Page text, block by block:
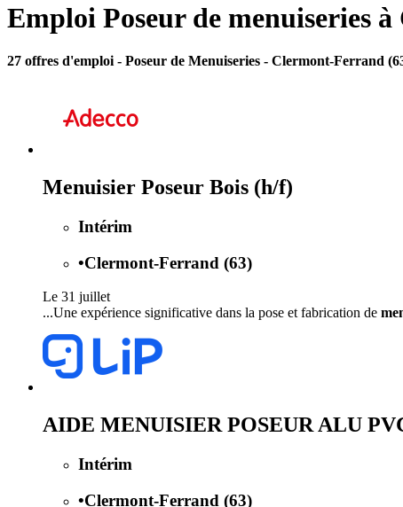
Emploi Poseur de menuiseries
27 offres d'emploi - Poseur de Menuiseries - Clermont-Ferrand
Menuisier Poseur Bois (h/f)
Intérim
•Clermont-Ferrand (63)
Le 31 juillet
...Une expérience significative dans la pose et fabrication de
AIDE MENUISIER POSEUR ALU
Intérim
•Clermont-Ferrand (63)